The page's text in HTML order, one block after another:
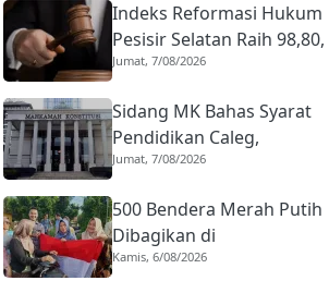
Tahun
Indeks Reformasi Hukum
Pesisir Selatan Raih 98,80,
Predikat AA Istimewa
Jumat, 7/08/2026
Sidang MK Bahas Syarat
Pendidikan Caleg,
Pemohon Minta Lebih
Jumat, 7/08/2026
500 Bendera Merah Putih
Dibagikan di
Dharmasraya, Warga
Kamis, 6/08/2026